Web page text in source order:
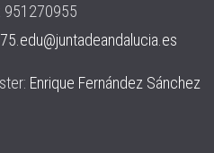
951270955
Enrique Fernández Sánchez